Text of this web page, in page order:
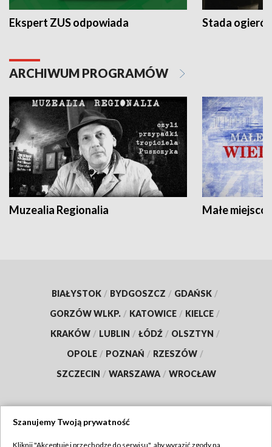
Ekspert ZUS odpowiada Stada
ARCHIWUM PROGRAMÓW
Muzealia Regionalia Małe
BIAŁYSTOK / BYDGOSZCZ / GDAŃSK /
GORZÓW WLKP. / KATOWICE / KIELCE /
KRAKÓW / LUBLIN / ŁÓDŹ / OLSZTYN /
OPOLE / POZNAŃ / RZESZÓW /
SZCZECIN / WARSZAWA / WROCŁAW
Szanujemy Twoją prywatność
Kliknij "Akceptuję i przechodzę do serwisu", aby wyrazić zgody na